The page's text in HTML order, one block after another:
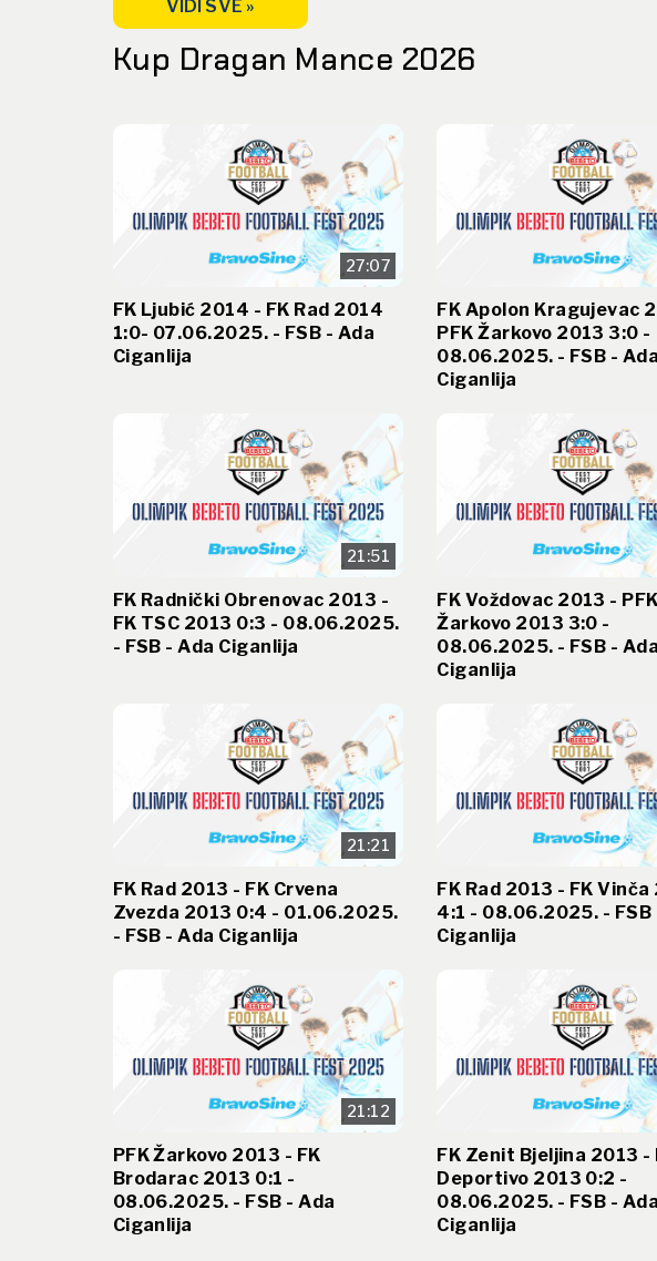
VIDI SVE »
Kup Dragan Mance 2026
27:07
FK Ljubić 2014 - FK Rad 2014
1:0- 07.06.2025. - FSB - Ada
Ciganlija
FK Apolon Kragujevac
PFK Žarkovo 2013 3:0 -
08.06.2025. - FSB - Ada
Ciganlija
21:51
FK Radnički Obrenovac 2013 -
FK TSC 2013 0:3 - 08.06.2025.
- FSB - Ada Ciganlija
FK Voždovac 2013 - PFK
Žarkovo 2013 3:0 -
08.06.2025. - FSB - Ada
Ciganlija
21:21
FK Rad 2013 - FK Crvena
Zvezda 2013 0:4 - 01.06.2025.
- FSB - Ada Ciganlija
FK Rad 2013 - FK Vinča
4:1 - 08.06.2025. - FSB
Ciganlija
21:12
PFK Žarkovo 2013 - FK
Brodarac 2013 0:1 -
08.06.2025. - FSB - Ada
Ciganlija
FK Zenit Bjeljina 2013 -
Deportivo 2013 0:2 -
08.06.2025. - FSB - Ada
Ciganlija